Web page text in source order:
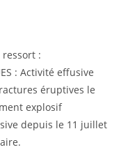
:
: Activité effusive
éruptives le
explosif
depuis le 11 juillet